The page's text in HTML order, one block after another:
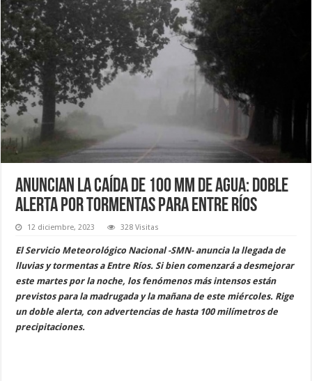
Anuncian la caída de 100 mm de agua: doble
alerta por tormentas para Entre Ríos
12 diciembre, 2023 328 Visitas
El Servicio Meteorológico Nacional -SMN- anuncia la llegada de
lluvias y tormentas a Entre Ríos. Si bien comenzará a desmejorar
este martes por la noche, los fenómenos más intensos están
previstos para la madrugada y la mañana de este miércoles. Rige
un doble alerta, con advertencias de hasta 100 milímetros de
precipitaciones.